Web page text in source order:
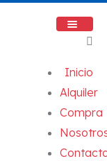
Inicio
Alquiler
Compra